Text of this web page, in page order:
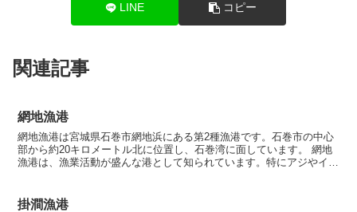
LINE コピー
関連記事
網地漁港
網地漁港は宮城県石巻市網地浜にある第2種漁港です。石巻市の中心
部から約20キロメートル北に位置し、石巻湾に面しています。 網地
漁港は、漁業活動が盛んな港として知られています。特にアジやイワ
掛澗漁港